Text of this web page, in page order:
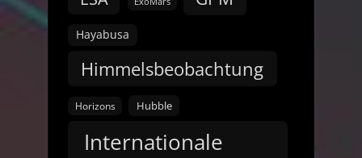
Hayabusa
Himmelsbeobachtung
Horizons Hubble
Internationale